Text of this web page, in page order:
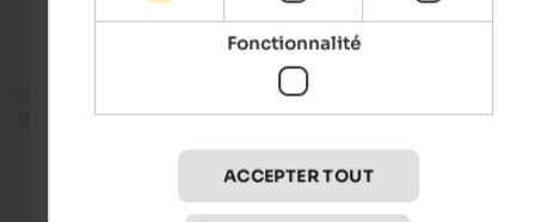
Fonctionnalité
ACCEPTER TOUT